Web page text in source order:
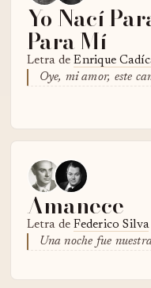
Yo Nací
Para Mí
Letra deEnrique
Oye, mi amor, este
Amanece
Letra deFederico Silva
Una noche fue